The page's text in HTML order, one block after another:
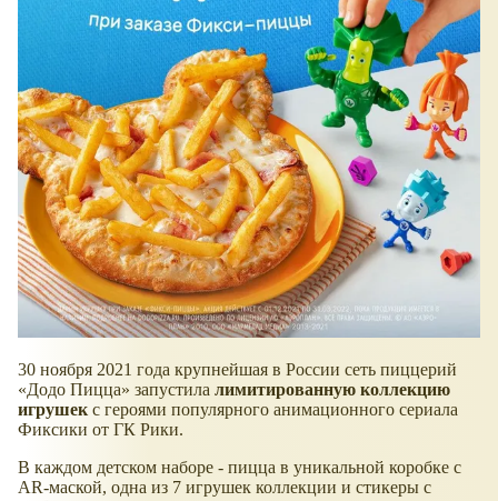
30 ноября 2021 года крупнейшая в России сеть пиццерий
Додо Пицца
запустила лимитированную коллекцию
игрушек с героями популярного анимационного сериала
Фиксики от ГК Рики.
В каждом детском наборе - пицца в уникальной коробке с
AR-маской, одна из 7 игрушек коллекции и стикеры с